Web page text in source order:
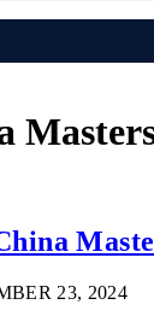
23, 2024